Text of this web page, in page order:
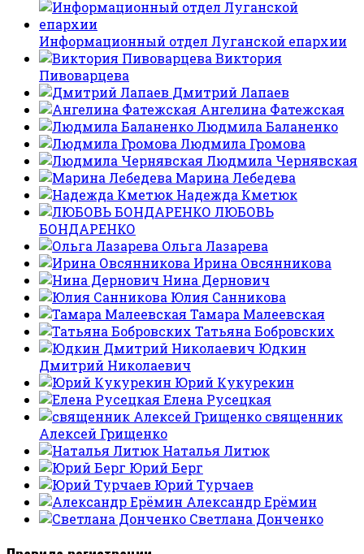
Информационный отдел Луганской епархии
Виктория
Пивоварцева
Дмитрий Лапаев
Ангелина Фатежская
Людмила Баланенко
Людмила Громова
Людмила Чернявская
Марина Лебедева
Надежда Кметюк
ЛЮБОВЬ
БОНДАРЕНКО
Ольга Лазарева
Ирина Овсянникова
Нина Дернович
Юлия Санникова
Тамара Малеевская
Татьяна Бобровских
Юдкин
Дмитрий Николаевич
Юрий Кукурекин
Елена Русецкая
священник
Алексей Грищенко
Наталья Литюк
Юрий Берг
Юрий Турчаев
Александр Ерёмин
Светлана Донченко